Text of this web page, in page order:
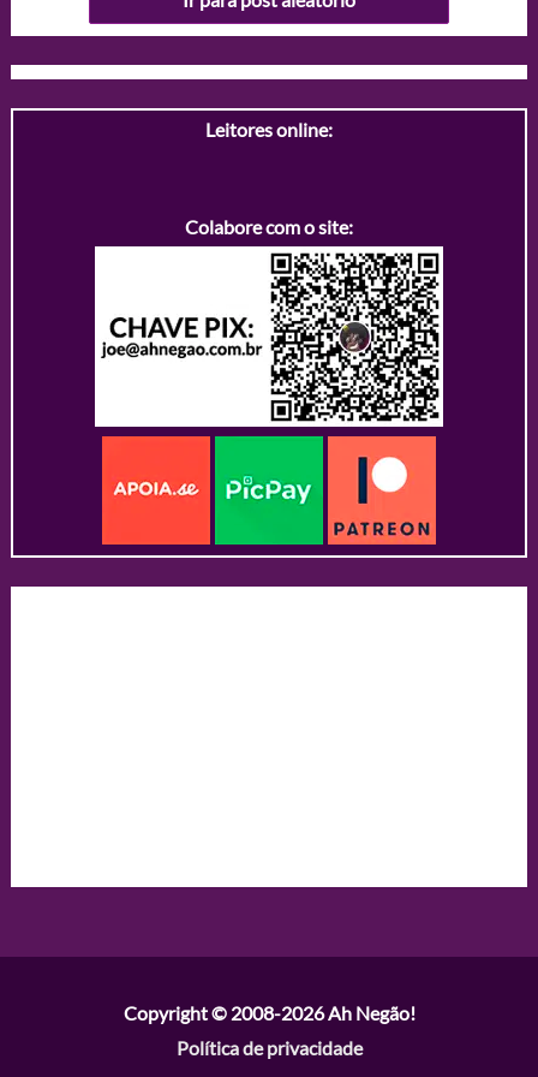
Leitores online:
Colabore com o site:
Copyright © 2008-2026Ah Negão!
Política de privacidade